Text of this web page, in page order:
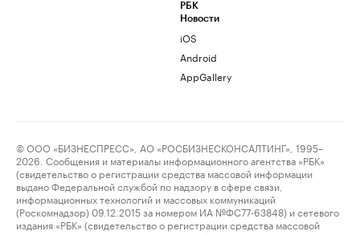
РБК
Новости
iOS
Android
AppGallery
© ООО «БИЗНЕСПРЕСС», АО «РОСБИЗНЕСКОНСАЛТИНГ», 1995–
2026. Сообщения и материалы информационного агентства «РБК»
(свидетельство о регистрации средства массовой информации
выдано Федеральной службой по надзору в сфере связи,
информационных технологий и массовых коммуникаций
(Роскомнадзор) 09.12.2015 за номером ИА №ФС77-63848) и сетевого
издания «РБК» (свидетельство о регистрации средства массовой